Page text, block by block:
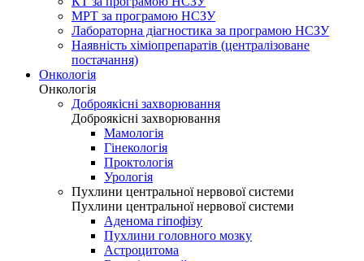
МРТ за програмою НСЗУ
Лабораторна діагностика за програмою НСЗУ
Наявність хіміопрепаратів (централізоване
постачання)
Онкологія
Онкологія
Доброякісні захворювання
Доброякісні захворювання
Мамологія
Гінекологія
Проктологія
Урологія
Пухлини центральної нервової системи
Пухлини центральної нервової системи
Аденома гіпофізу
Пухлини головного мозку
Астроцитома